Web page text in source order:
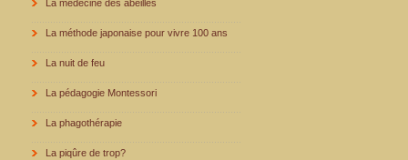
La médecine des abeilles
La méthode japonaise pour vivre 100 ans
La nuit de feu
La pédagogie Montessori
La phagothérapie
La piqûre de trop?